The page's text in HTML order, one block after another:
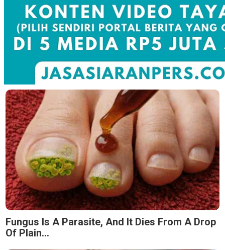
Fungus Is A Parasite, And It Dies From A Drop
Of Plain...